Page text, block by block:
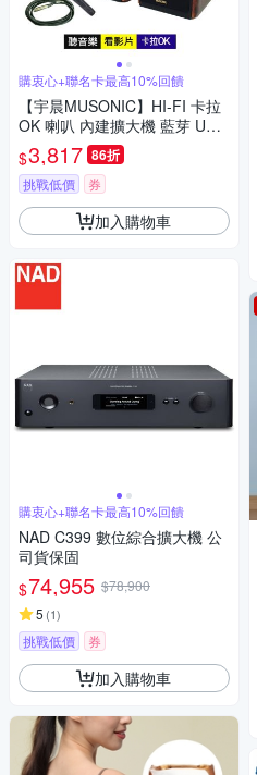
購衷心+聯名卡最高10%回饋
【宇晨MUSONIC】HI-FI 卡拉
OK 喇叭 內建擴大機 藍芽 USB
播放 歡唱 雙麥克風插孔 主動式
音響
$3,817 86折
挑戰低價 券
加入購物車
購衷心+聯名卡最高10%回饋
NAD C399 數位綜合擴大機 公
司貨保固
$74,955 $78,900
5 (1)
挑戰低價 券
加入購物車